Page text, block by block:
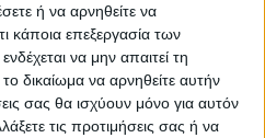
ή να αρνηθείτε να
κάποια επεξεργασία των
να μην απαιτεί τη
δικαίωμα να αρνηθείτε αυτήν
σας θα ισχύουν μόνο για αυτόν
τις προτιμήσεις σας ή να